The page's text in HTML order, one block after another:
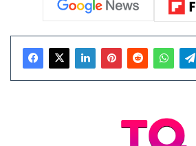
Le point fort de cette montre réside
seront révélés lors du lancement.
fiables, elle pourrait inclure une
biomarqueurs, renforçant son
et suivi des mouvements, adaptés